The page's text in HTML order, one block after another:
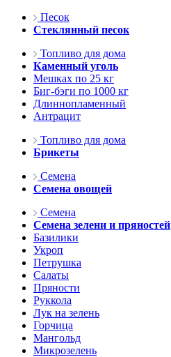
Песок
Стеклянный песок
Топливо для дома
Каменный уголь
Мешках по 25 кг
Биг-бэги по 1000 кг
Длиннопламенный
Антрацит
Топливо для дома
Брикеты
Семена
Семена овощей
Семена
Семена зелени и пряностей
Базилики
Укроп
Петрушка
Салаты
Пряности
Руккола
Лук на зелень
Горчица
Мангольд
Микрозелень